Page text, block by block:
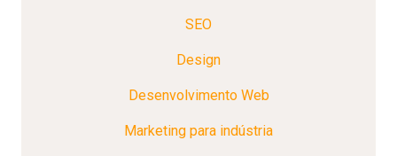
SEO
Design
Desenvolvimento Web
Marketing para indústria